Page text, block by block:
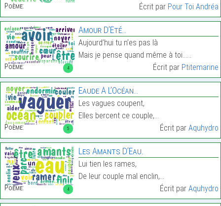
Poème:
Écrit par Pour Toi Andréa
4
Poème:
Amour D’Été…
Aujourd’hui tu n’es pas là
Mais je pense quand même à toi……
Écrit par Ptitemarine
5
Poème:
Eaude À L’Océan…
Les vagues coupent,
Elles bercent ce couple,…
Écrit par Aquhydro
4
Poème:
Les Amants D’Eau.
Lui tien les rames,
De leur couple mal enclin,…
Écrit par Aquhydro